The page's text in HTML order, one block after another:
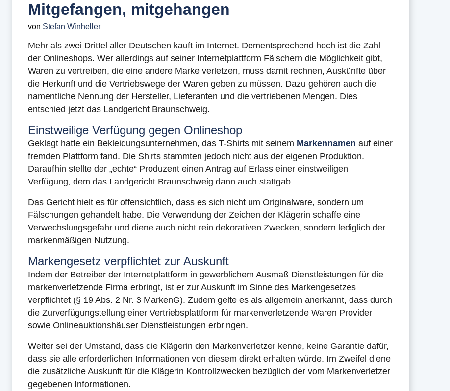
Mitgefangen, mitgehangen
von Stefan Winheller
Mehr als zwei Drittel aller Deutschen kauft im Internet. Dementsprechend hoch ist die Zahl
der Onlineshops. Wer allerdings auf seiner Internetplattform Fälschern die Möglichkeit gibt,
Waren zu vertreiben, die eine andere Marke verletzen, muss damit rechnen, Auskünfte über
die Herkunft und die Vertriebswege der Waren geben zu müssen. Dazu gehören auch die
namentliche Nennung der Hersteller, Lieferanten und die vertriebenen Mengen. Dies
entschied jetzt das Landgericht Braunschweig.
Einstweilige Verfügung gegen Onlineshop
Geklagt hatte ein Bekleidungsunternehmen, das T-Shirts mit seinem Markennamen auf einer
fremden Plattform fand. Die Shirts stammten jedoch nicht aus der eigenen Produktion.
Daraufhin stellte der „echte“ Produzent einen Antrag auf Erlass einer einstweiligen
Verfügung, dem das Landgericht Braunschweig dann auch stattgab.
Das Gericht hielt es für offensichtlich, dass es sich nicht um Originalware, sondern um
Fälschungen gehandelt habe. Die Verwendung der Zeichen der Klägerin schaffe eine
Verwechslungsgefahr und diene auch nicht rein dekorativen Zwecken, sondern lediglich der
markenmäßigen Nutzung.
Markengesetz verpflichtet zur Auskunft
Indem der Betreiber der Internetplattform in gewerblichem Ausmaß Dienstleistungen für die
markenverletzende Firma erbringt, ist er zur Auskunft im Sinne des Markengesetzes
verpflichtet (§ 19 Abs. 2 Nr. 3 MarkenG). Zudem gelte es als allgemein anerkannt, dass durch
die Zurverfügungstellung einer Vertriebsplattform für markenverletzende Waren Provider
sowie Onlineauktionshäuser Dienstleistungen erbringen.
Weiter sei der Umstand, dass die Klägerin den Markenverletzer kenne, keine Garantie dafür,
dass sie alle erforderlichen Informationen von diesem direkt erhalten würde. Im Zweifel diene
die zusätzliche Auskunft für die Klägerin Kontrollzwecken bezüglich der vom Markenverletzer
gegebenen Informationen.